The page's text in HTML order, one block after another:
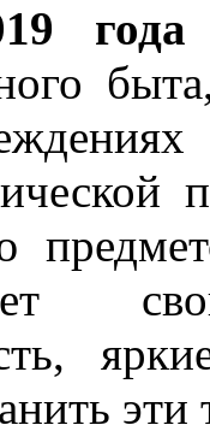
года
эти